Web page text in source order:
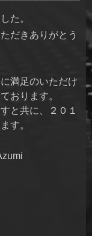
た。
だきありがとう
満足のいただけ
おります。
と共に、２０１
す。